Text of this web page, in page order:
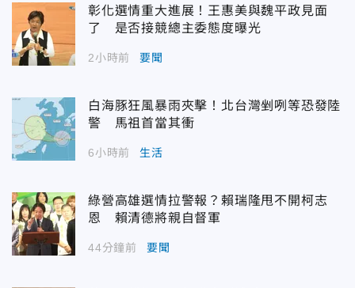
彰化選情重大進展！王惠美與魏平政見面
了 是否接競總主委態度曝光
2小時前 要聞
白海豚狂風暴雨夾擊！北台灣剉咧等恐發陸
警 馬祖首當其衝
6小時前 生活
綠營高雄選情拉警報？賴瑞隆甩不開柯志
恩 賴清德將親自督軍
44分鐘前 要聞